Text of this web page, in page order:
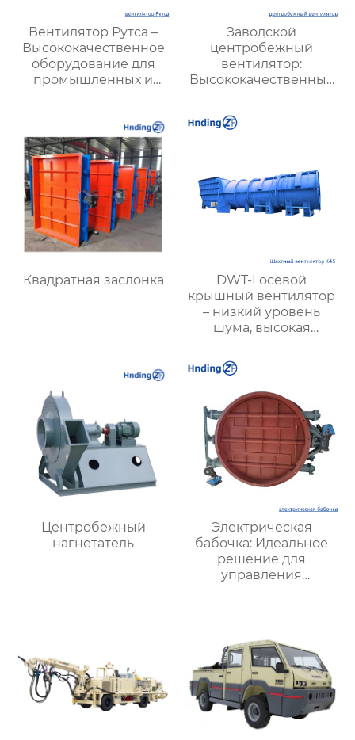
Вентилятор Рутса –
Высококачественное
оборудование для
промышленных и
Заводской
центробежный
вентилятор:
Высококачественные
эффективной
вентиляции на
Квадратная заслонка
DWT-I осевой
крышный вентилятор
– низкий уровень
шума, высокая
пожарная
безопасность и
энергоэффективность
Центробежный
нагнетатель
Электрическая
бабочка: Идеальное
решение для
управления